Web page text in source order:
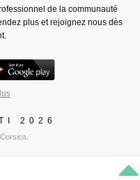
de la communauté
plus et rejoignez nous dès
2026